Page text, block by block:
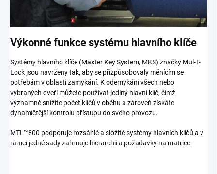
Výkonné funkce systému hlavního klíče
Systémy hlavního klíče (Master Key System, MKS) značky Mul-T-
Lock jsou navrženy tak, aby se přizpůsobovaly měnícím se
potřebám v oblasti zamykání. K odemykání všech nebo
vybraných dveří můžete používat jediný hlavní klíč, čímž
významně snížíte počet klíčů v oběhu a zároveň získáte
dynamičtější kontrolu přístupu do svého provozu.
MTL™800 podporuje rozsáhlé a složité systémy hlavních klíčů a v
rámci jedné sady zahrnuje hierarchii a požadavky na matrice.